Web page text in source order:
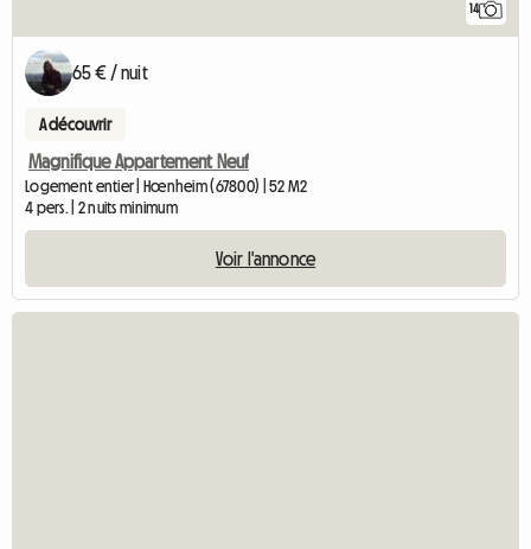
14
65 € / nuit
A découvrir
Magnifique Appartement Neuf
Logement entier | Hœnheim (67800) | 52 M2
4 pers. | 2 nuits minimum
Voir l'annonce